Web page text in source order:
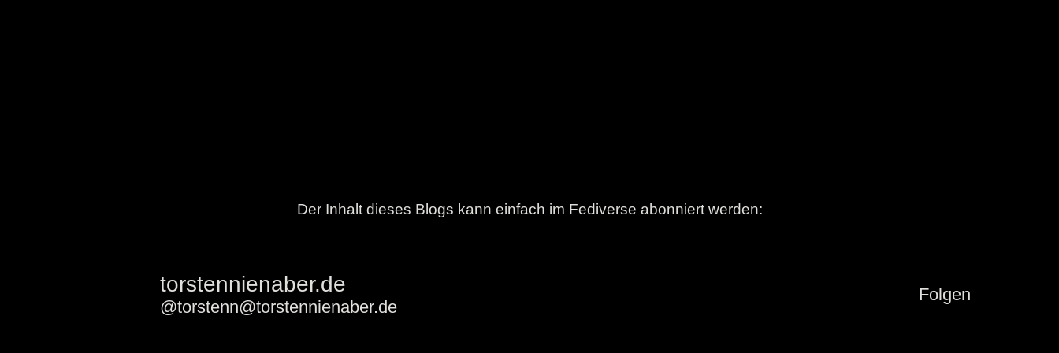
Der Inhalt dieses Blogs kann einfach im Fediverse abonniert werden:
torstennienaber.de
@torstenn@torstennienaber.de
Folgen